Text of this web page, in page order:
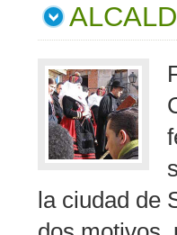
la ciudad de